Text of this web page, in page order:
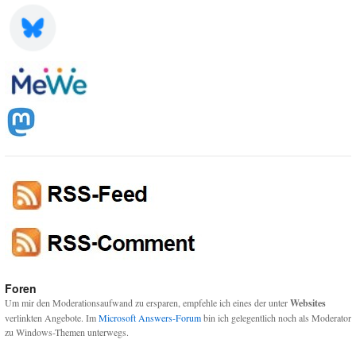
Foren
Um mir den Moderationsaufwand zu ersparen, empfehle ich eines der unterWebsites
verlinkten Angebote. ImMicrosoft Answers-Forumbin ich gelegentlich noch als Moderator
zu Windows-Themen unterwegs.